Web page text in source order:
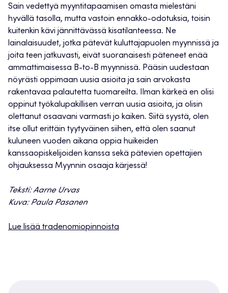
Sain vedettyä myyntitapaamisen omasta mielestäni
hyvällä tasolla, mutta vastoin ennakko-odotuksia, toisin
kuitenkin kävi jännittävässä kisatilanteessa. Ne
lainalaisuudet, jotka pätevät kuluttajapuolen myynnissä ja
joita teen jatkuvasti, eivät suoranaisesti päteneet enää
ammattimaisessa B-to-B myynnissä. Pääsin uudestaan
nöyrästi oppimaan uusia asioita ja sain arvokasta
rakentavaa palautetta tuomareilta. Ilman kärkeä en olisi
oppinut työkalupakillisen verran uusia asioita, ja olisin
olettanut osaavani varmasti jo kaiken. Siitä syystä, olen
itse ollut erittäin tyytyväinen siihen, että olen saanut
kuluneen vuoden aikana oppia huikeiden
kanssaopiskelijoiden kanssa sekä pätevien opettajien
ohjauksessa Myynnin osaaja kärjessä!
Teksti: Aarne Urvas
Kuva: Paula Pasanen
Lue lisää tradenomiopinnoista